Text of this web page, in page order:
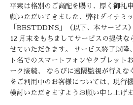
平素は格別のご高配を賜り、厚く御礼
顧いただいてきました、弊社ダイナミ
「BESTDDNS」（以下、本サービス
12 月末をもちましてサービスの提供な
せていただきます。 サービス終了以
ト名でのスマートフォンやタブレット
ーク接続、 ならびに遠隔監視が行えな
をご利用中のお客様については、現行
検討いただきますようお願い申し上げま